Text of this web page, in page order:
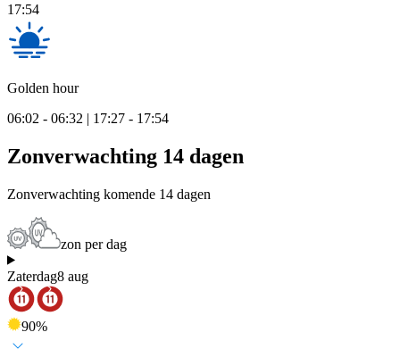
17:54
Golden hour
06:02 - 06:32 | 17:27 - 17:54
Zonverwachting 14 dagen
Zonverwachting komende 14 dagen
zon per dag
Zaterdag8 aug
90%